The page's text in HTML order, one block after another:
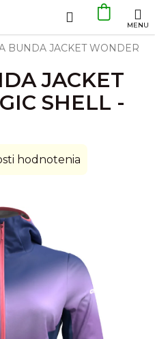
Hľadať
KOŠÍK
BUNDA JACKET WONDER
JACKET
SHELL -
hodnotenia